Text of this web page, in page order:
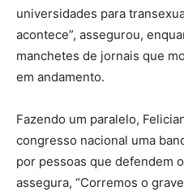
universidades para
acontece”, assegurou,
manchetes de jornais que
em andamento.
Fazendo um paralelo,
congresso nacional uma
por pessoas que defendem
assegura, “Corremos o